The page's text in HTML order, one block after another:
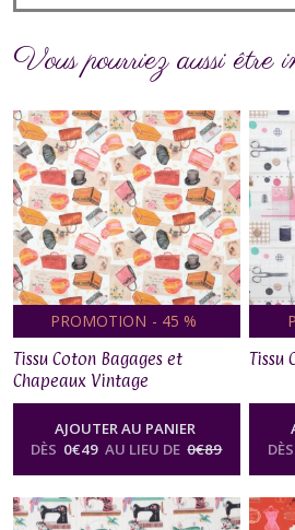
Vous pourriez aussi être
PROMOTION - 45 %
Tissu Coton Bagages et
Chapeaux Vintage
AJOUTER AU PANIER
DÈS 0€49 AU LIEU DE 0€89
Tissu
DÈS